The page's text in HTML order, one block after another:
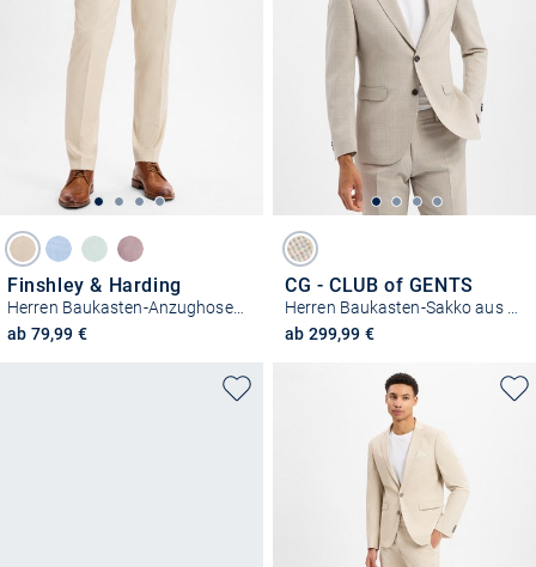
Finshley & Harding
Herren Baukasten-Anzughose - California
ab 79,99 €
CG - CLUB of GENTS
ab 299,99 €